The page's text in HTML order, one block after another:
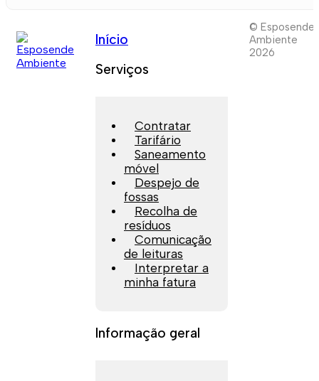
Início
Serviços
Contratar
Tarifário
Saneamento
móvel
Despejo de
fossas
Recolha de
resíduos
Comunicação
de leituras
Interpretar a
minha fatura
Informação geral
© Esposende
Ambiente
2026